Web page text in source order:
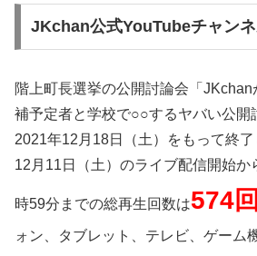
JKchan公式YouTubeチャン
階上町長選挙の公開討論会「
補予定者と学校で○○するヤバい公開
2021年12月18日（土）をもって終了
12月11日（土）のライブ配信開始か
時59分までの総再生回数は574回
ォン、タブレット、テレビ、ゲーム